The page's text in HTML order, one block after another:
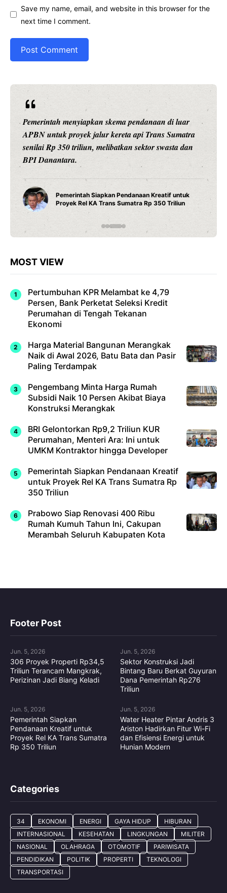
Save my name, email, and website in this browser for the
next time I comment.
skema pendanaan di luar
kereta api Trans Sumatra
melibatkan sektor swasta dan
Siapkan Pendanaan Kreatif untuk
Trans Sumatra Rp 350 Triliun
Ariston Indonesia
pintar dengan
presisi 1 derajat
daya tahan maksimal.
Fitur Wi-Fi dan
Modern
MOST VIEW
Pertumbuhan KPR Melambat ke 4,79
Persen, Bank Perketat Seleksi Kredit
Perumahan di Tengah Tekanan
Ekonomi
Harga Material Bangunan Merangkak
Naik di Awal 2026, Batu Bata dan Pasir
Paling Terdampak
Pengembang Minta Harga Rumah
Subsidi Naik 10 Persen Akibat Biaya
Konstruksi Merangkak
BRI Gelontorkan Rp9,2 Triliun KUR
Perumahan, Menteri Ara: Ini untuk
UMKM Kontraktor hingga Developer
Pemerintah Siapkan Pendanaan Kreatif
untuk Proyek Rel KA Trans Sumatra Rp
350 Triliun
Prabowo Siap Renovasi 400 Ribu
Rumah Kumuh Tahun Ini, Cakupan
Merambah Seluruh Kabupaten Kota
Footer Post
Jun. 5, 2026
306 Proyek Properti Rp34,5
Triliun Terancam Mangkrak,
Perizinan Jadi Biang Keladi
Jun. 5, 2026
Sektor Konstruksi Jadi
Bintang Baru Berkat Guyuran
Dana Pemerintah Rp276
Triliun
Jun. 5, 2026
Pemerintah Siapkan
Pendanaan Kreatif untuk
Proyek Rel KA Trans Sumatra
Rp 350 Triliun
Jun. 5, 2026
Water Heater Pintar Andris 3
Ariston Hadirkan Fitur Wi-Fi
dan Efisiensi Energi untuk
Hunian Modern
Categories
34 EKONOMI ENERGI GAYA HIDUP
HIBURAN
INTERNASIONAL
KESEHATAN LINGKUNGAN
MILITER
NASIONAL
OLAHRAGA OTOMOTIF
PARIWISATA
PENDIDIKAN
POLITIK PROPERTI
TEKNOLOGI
TRANSPORTASI